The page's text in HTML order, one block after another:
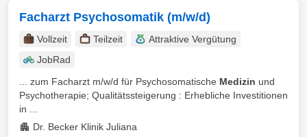
Facharzt Psychosomatik (m/w/d)
Vollzeit Teilzeit
Attraktive Vergütung
JobRad
... zum Facharzt m/w/d für Psychosomatische Medizin und
Psychotherapie; Qualitätssteigerung : Erhebliche Investitionen
in ...
Dr. Becker Klinik Juliana